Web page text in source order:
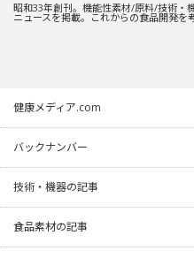
昭和33年創刊。機能性素材/原料/技術
ニュースを掲載。これからの食品開発を
健康メディア.com
バックナンバー
技術・機器の記事
食品素材の記事